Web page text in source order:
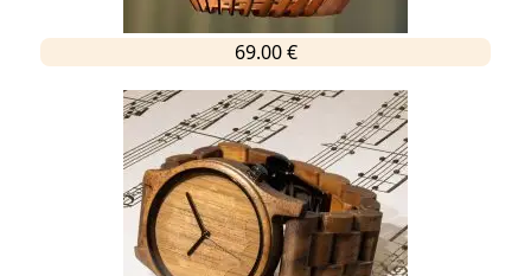
69.00 €